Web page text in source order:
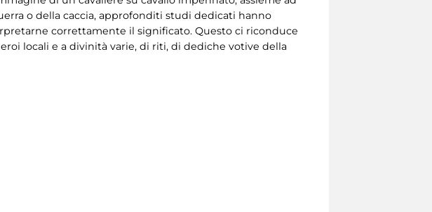
o della caccia, approfonditi studi dedicati hanno
correttamente il significato. Questo ci riconduce
locali e a divinità varie, di riti, di dediche votive della